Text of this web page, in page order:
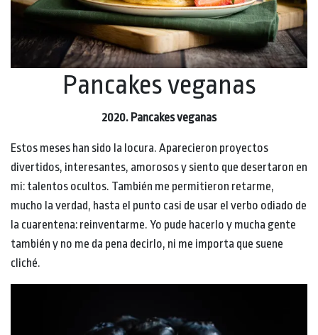
Pancakes veganas
2020. Pancakes veganas
Estos meses han sido la locura. Aparecieron proyectos
divertidos, interesantes, amorosos y siento que desertaron en
mi: talentos ocultos. También me permitieron retarme,
mucho la verdad, hasta el punto casi de usar el verbo odiado de
la cuarentena: reinventarme. Yo pude hacerlo y mucha gente
también y no me da pena decirlo, ni me importa que suene
cliché.